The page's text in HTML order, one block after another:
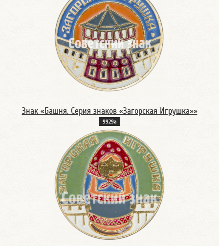
Знак «Башня. Серия знаков «Загорская Игрушка»»
9929а